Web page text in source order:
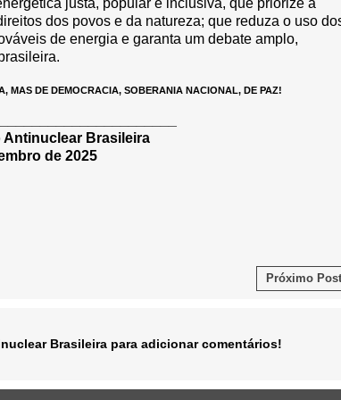
justa, popular e inclusiva, que priorize a
dos povos e da natureza; que reduza o uso
de energia e garanta um debate amplo,
MAS DE DEMOCRACIA, SOBERANIA NACIONAL, DE PAZ!
Brasileira
de 2025
Próximo
Brasileira para adicionar comentários!